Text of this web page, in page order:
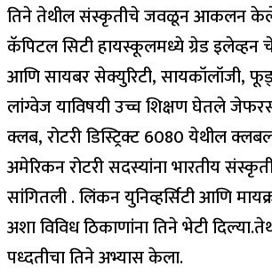
तिने तेथील संस्कृतीचे जवळून आकलन
कॅपिटल सिटी हायस्कूलमध्ये ग्रेड इलेव्हन
आणि सायबर सेक्युरिटी, सायकॉलॉजी,
लांग्वेज याविषयी उच्च शिक्षण घेतले
क्लब, रोटरी डिस्ट्रिक्ट 6080 येथील
अमेरिकन रोटरी सदस्यांना भारतीय
सांगितली . लिंकन युनिव्हर्सिटी आणि
अशा विविध ठिकाणांना तिने भेटी
पध्दतीचा तिने अभ्यास केला.